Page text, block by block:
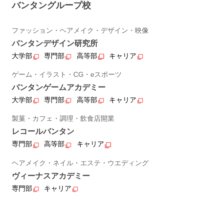
バンタングループ校
ファッション・ヘアメイク・デザイン・映像
バンタンデザイン研究所
大学部 専門部 高等部 キャリア
ゲーム・イラスト・CG・eスポーツ
バンタンゲームアカデミー
大学部 専門部 高等部 キャリア
製菓・カフェ・調理・飲食店開業
レコールバンタン
専門部 高等部 キャリア
ヘアメイク・ネイル・エステ・ウエディング
ヴィーナスアカデミー
専門部 キャリア